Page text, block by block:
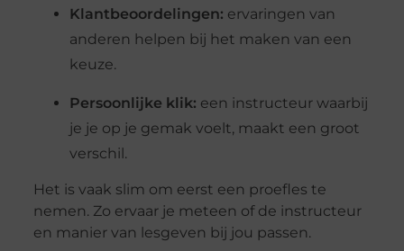
Klantbeoordelingen: ervaringen van
anderen helpen bij het maken van een
keuze.
Persoonlijke klik: een instructeur waarbij
je je op je gemak voelt, maakt een groot
verschil.
Het is vaak slim om eerst een proefles te
nemen. Zo ervaar je meteen of de instructeur
en manier van lesgeven bij jou passen.